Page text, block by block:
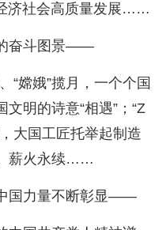
济社会高质量发展……
奋斗图景——
“嫦娥”揽月，一个个国
明的诗意“相遇”；“Z
大国工匠托举起制造
薪火永续……
国力量不断彰显——